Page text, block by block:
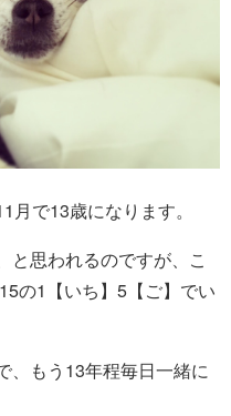
月で13歳になります。
と思われるのですが、こ
の1【いち】5【ご】でい
、もう13年程毎日一緒に